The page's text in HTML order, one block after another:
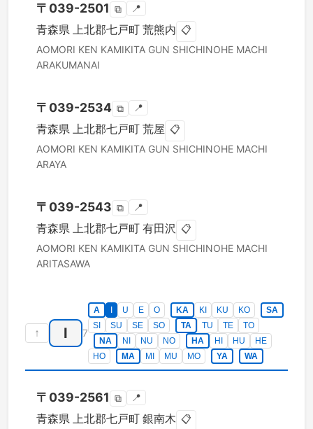
〒 039-2501 ⧉ 📍
青森県 上北郡七戸町 荒熊内 📋
AOMORI KEN KAMIKITA GUN SHICHINOHE MACHI
ARAKUMANAI
〒 039-2534 ⧉ 📍
青森県 上北郡七戸町 荒屋 📋
AOMORI KEN KAMIKITA GUN SHICHINOHE MACHI
ARAYA
〒 039-2543 ⧉ 📍
青森県 上北郡七戸町 有田沢 📋
AOMORI KEN KAMIKITA GUN SHICHINOHE MACHI
ARITASAWA
↑ I 7
A U E O KA KI KU KO
SA
SI
SU SE SO TA TU TE
TO
NA
NI NU NO HA HI HU
HE
HO
MA MI MU MO YA WA
〒 039-2561 ⧉ 📍
青森県 上北郡七戸町 銀南木 📋